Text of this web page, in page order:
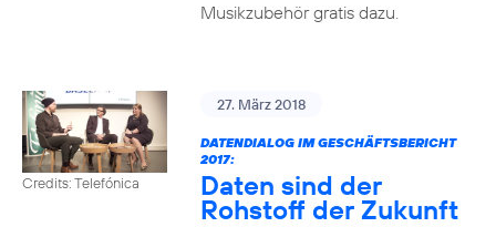
Musikzubehör gratis dazu.
Credits: Telefónica
27. März 2018
DATENDIALOG IM GESCHÄFTSBERICHT
2017:
Daten sind der
Rohstoff der Zukunft